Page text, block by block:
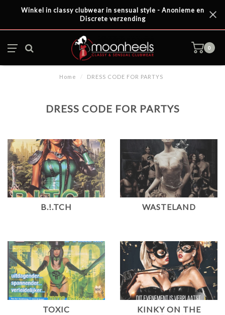
Winkel in classy clubwear in sensual style - Anonieme en
Discrete verzending
0
Home / DRESS CODE FOR PARTYS
DRESS CODE FOR PARTYS
B.!.TCH WASTELAND
TOXIC
KINKY ON THE